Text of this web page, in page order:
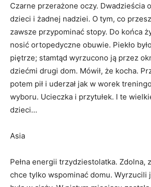
Czarne przerażone oczy. Dwadzieścia
dzieci i żadnej nadziei. O tym, co
zawsze przypominać stopy. Do końca
nosić ortopedyczne obuwie. Piekło
piętrze; stamtąd wyrzucono ją przez
dziećmi drugi dom. Mówił, że kocha.
potem pił i uderzał jak w worek
wyboru. Ucieczka i przytułek. I te
dzieci…
Asia
Pełna energii trzydziestolatka. Zdolna,
chce tylko wspominać domu. Wyrzucili